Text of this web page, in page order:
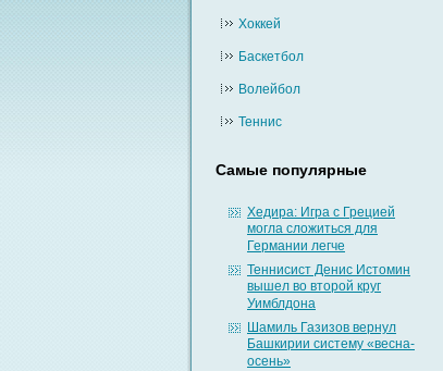
Хоккей
Баскетбол
Волейбол
Теннис
Самые популярные
Хедира: Игра с Грецией
могла сложиться для
Германии легче
Теннисист Денис Истомин
вышел во второй круг
Уимблдона
Шамиль Газизов вернул
Башкирии систему «весна-
осень»